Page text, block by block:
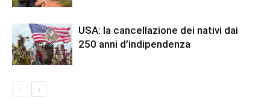
USA: la cancellazione dei nativi dai
250 anni d’indipendenza